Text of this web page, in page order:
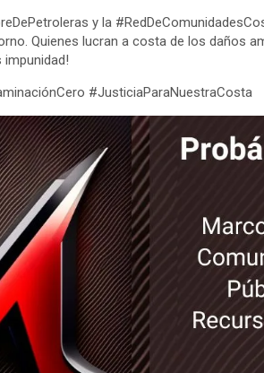
y la
Quienes lucran a costa de los daños
impunidad!
#JusticiaParaNuestraCosta